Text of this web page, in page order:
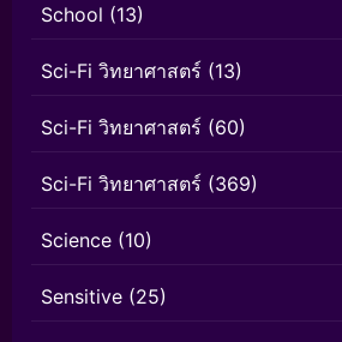
School (13)
Sci-Fi วิทยาศาสตร์ (13)
Sci-Fi วิทยาศาสตร์ (60)
Sci-Fi วิทยาศาสตร์ (369)
Science (10)
Sensitive (25)